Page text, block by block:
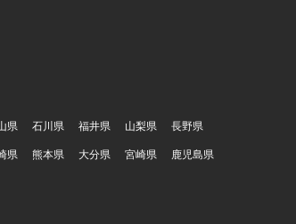
県 石川県 福井県 山梨県
長野県
県 熊本県 大分県 宮崎県
鹿児島県